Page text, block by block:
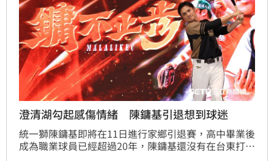
澄清湖勾起感傷情緒 陳鏞基引退想到球迷
統一獅陳鏞基即將在11日進行家鄉引退賽，高中畢業後
成為職業球員已經超過20年，陳鏞基還沒有在台東打過